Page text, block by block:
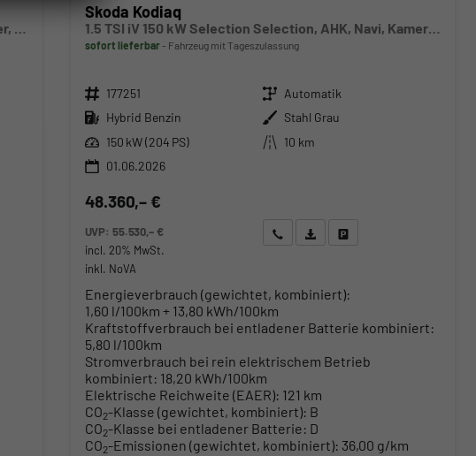
1.5 TSI mHEV 110 kW Selection DSG Selection, 7-Sitzer, AHK, Navi, Side, Kamera, Winter, 4 J.- Garantie
Skoda Kodiaq
1.5 TSI iV 150 kW Selection Selection, AHK, Navi, Kamera, Side, el. Klappe, Winter, sofort
sofort lieferbar Fahrzeug mit Tageszulassung
Fahrzeugnr. 177251 Getriebe Automatik
Kraftstoff Hybrid Benzin Außenfarbe Stahl Grau
Leistung 150 kW (204 PS) Kilometerstand
10 km
01.06.2026
48.360,– €
UVP: 55.530,– €
incl. 20% MwSt.
inkl. NoVA
Wir rufen Sie anAngebot drucken (PDF)
Fahrzeug parken
Energieverbrauch (gewichtet, kombiniert):
1,60 l/100km + 13,80 kWh/100km
Kraftstoffverbrauch bei entladener Batterie kombiniert:
5,80 l/100km
Stromverbrauch bei rein elektrischem Betrieb
kombiniert: 18,20 kWh/100km
Elektrische Reichweite (EAER): 121 km
CO2-Klasse (gewichtet, kombiniert): B
CO2-Klasse bei entladener Batterie: D
CO2-Emissionen (gewichtet, kombiniert): 36,00 g/km